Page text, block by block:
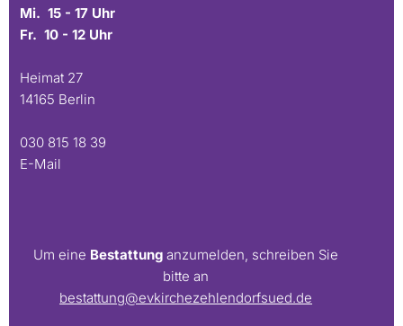
Mi. 15 - 17 Uhr
Fr. 10 - 12 Uhr
Heimat 27
14165 Berlin
030 815 18 39
E-Mail
Um eine Bestattung anzumelden, schreiben Sie
bitte an
bestattung@evkirchezehlendorfsued.de